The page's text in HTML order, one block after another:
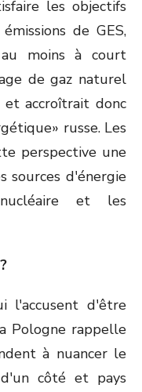
les objectifs
de GES,
moins à court
de gaz naturel
accroîtrait donc
russe. Les
perspective une
sources d'énergie
et les
l'accusent d'être
Pologne rappelle
à nuancer le
côté et pays